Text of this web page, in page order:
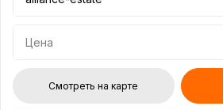
Цена
Смотреть на карте